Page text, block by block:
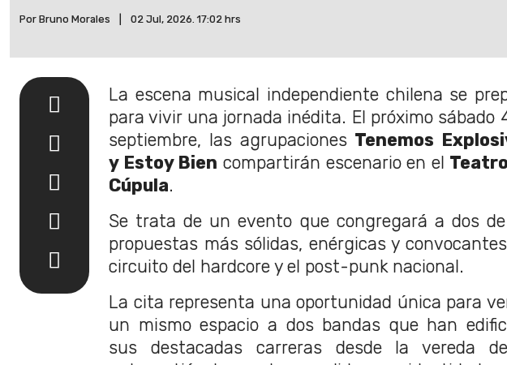
Por Bruno Morales 02 Jul, 2026. 17:02 hrs
La escena musical independiente chilena se
para vivir una jornada inédita. El próximo sábado
septiembre, las agrupaciones Tenemos
y Estoy Bien compartirán escenario en el
Cúpula.
Se trata de un evento que congregará a dos
propuestas más sólidas, enérgicas y
circuito del hardcore y el post-punk nacional.
La cita representa una oportunidad única para
un mismo espacio a dos bandas que han
sus destacadas carreras desde la vereda